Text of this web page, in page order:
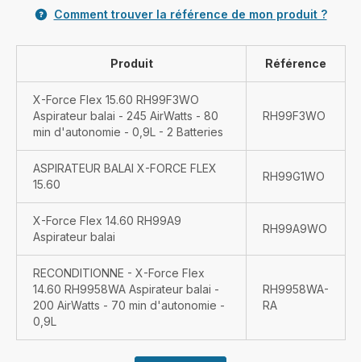
Comment trouver la référence de mon produit ?
Produit Référence
X-Force Flex 15.60 RH99F3WO
Aspirateur balai - 245 AirWatts - 80
min d'autonomie - 0,9L - 2 Batteries
RH99F3WO
ASPIRATEUR BALAI X-FORCE FLEX
15.60
RH99G1WO
X-Force Flex 14.60 RH99A9
Aspirateur balai
RH99A9WO
RECONDITIONNE - X-Force Flex
14.60 RH9958WA Aspirateur balai -
200 AirWatts - 70 min d'autonomie -
0,9L
RH9958WA-
RA